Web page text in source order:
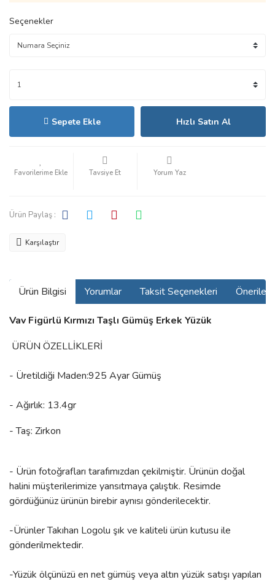
Seçenekler
Sepete Ekle Hızlı Satın Al
Tavsiye Et Yorum Yaz
Ürün Paylaş :
Karşılaştır
Ürün Bilgisi Yorumlar Taksit Seçenekleri
Vav Figürlü Kırmızı Taşlı Gümüş Erkek Yüzük
ÜRÜN ÖZELLİKLERİ
- Üretildiği Maden:925 Ayar Gümüş
- Ağırlık: 13.4gr
- Taş: Zirkon
- Ürün fotoğrafları tarafımızdan çekilmiştir. Ürünün doğal
halini müşterilerimize yansıtmaya çalıştık. Resimde
gördüğünüz ürünün birebir aynısı gönderilecektir.
-Ürünler Takıhan Logolu şık ve kaliteli ürün kutusu ile
gönderilmektedir.
-Yüzük ölçünüzü en net gümüş veya altın yüzük satışı yapılan